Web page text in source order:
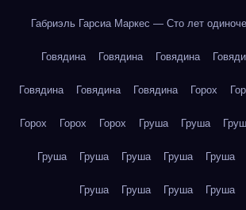
Габриэль Гарсиа Маркес — Сто лет
Говядина Говядина Говядина
Говядина Говядина Говядина Горох
Горох Горох Горох Груша Груша
Груша Груша Груша Груша Груша
Груша Груша Груша Груша